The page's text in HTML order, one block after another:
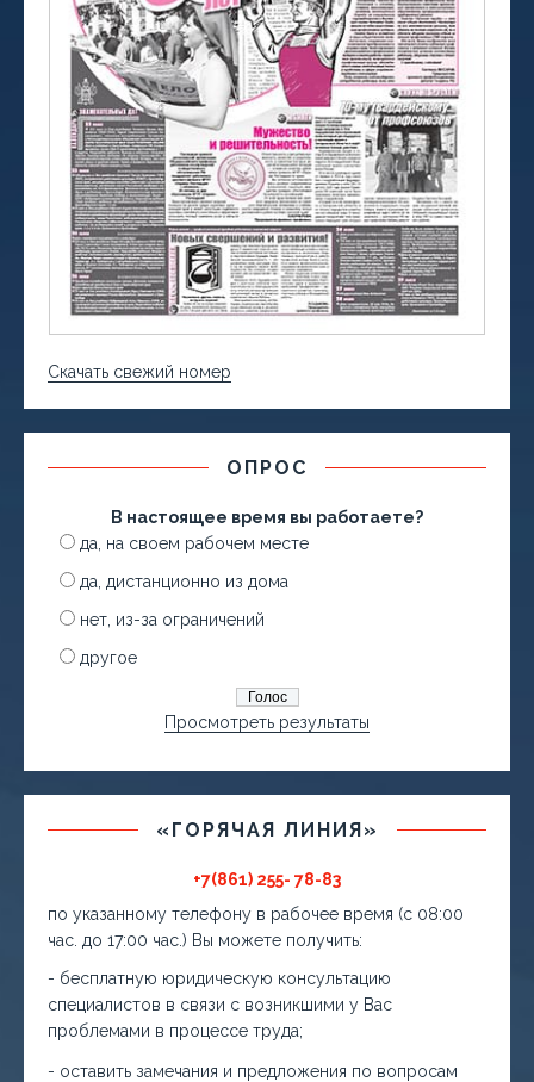
Скачать свежий номер
ОПРОС
В настоящее время вы работаете?
да, на своем рабочем месте
да, дистанционно из дома
нет, из-за ограничений
другое
Просмотреть результаты
«ГОРЯЧАЯ ЛИНИЯ»
+7(861) 255- 78-83
по указанному телефону в рабочее время (с 08:00
час. до 17:00 час.) Вы можете получить:
- бесплатную юридическую консультацию
специалистов в связи с возникшими у Вас
проблемами в процессе труда;
- оставить замечания и предложения по вопросам